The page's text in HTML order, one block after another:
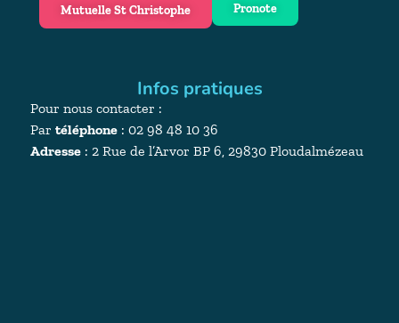
Mutuelle St Christophe Pronote
Infos pratiques
Pour nous contacter :
Par téléphone : 02 98 48 10 36
Adresse : 2 Rue de l’Arvor BP 6, 29830 Ploudalmézeau